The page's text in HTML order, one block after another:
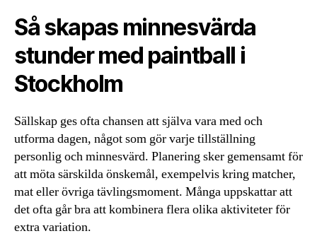
Så skapas minnesvärda
stunder med paintball i
Stockholm
Sällskap ges ofta chansen att själva vara med och
utforma dagen, något som gör varje tillställning
personlig och minnesvärd. Planering sker gemensamt för
att möta särskilda önskemål, exempelvis kring matcher,
mat eller övriga tävlingsmoment. Många uppskattar att
det ofta går bra att kombinera flera olika aktiviteter för
extra variation.